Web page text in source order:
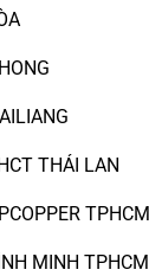
THÁI LAN
TPHCM
MINH TPHCM